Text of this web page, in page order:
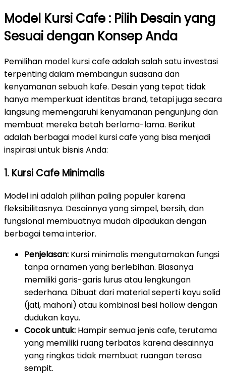
Model Kursi Cafe : Pilih Desain yang
Sesuai dengan Konsep Anda
Pemilihan model kursi cafe adalah salah satu investasi
terpenting dalam membangun suasana dan
kenyamanan sebuah kafe. Desain yang tepat tidak
hanya memperkuat identitas brand, tetapi juga secara
langsung memengaruhi kenyamanan pengunjung dan
membuat mereka betah berlama-lama. Berikut
adalah berbagai model kursi cafe yang bisa menjadi
inspirasi untuk bisnis Anda:
1. Kursi Cafe Minimalis
Model ini adalah pilihan paling populer karena
fleksibilitasnya. Desainnya yang simpel, bersih, dan
fungsional membuatnya mudah dipadukan dengan
berbagai tema interior.
Penjelasan: Kursi minimalis mengutamakan fungsi
tanpa ornamen yang berlebihan. Biasanya
memiliki garis-garis lurus atau lengkungan
sederhana. Dibuat dari material seperti kayu solid
(jati, mahoni) atau kombinasi besi hollow dengan
dudukan kayu.
Cocok untuk: Hampir semua jenis cafe, terutama
yang memiliki ruang terbatas karena desainnya
yang ringkas tidak membuat ruangan terasa
sempit.